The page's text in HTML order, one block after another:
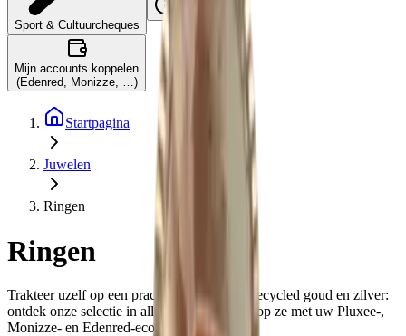
Sport & Cultuurcheques
Mijn accounts koppelen
(Edenred, Monizze, …)
Startpagina
Juwelen
Ringen
Ringen
Trakteer uzelf op een prachtige ring van gerecycled goud en zilver:
ontdek onze selectie in alle prijsklassen! Koop ze met uw Pluxee-,
Monizze- en Edenred-ecocheques.